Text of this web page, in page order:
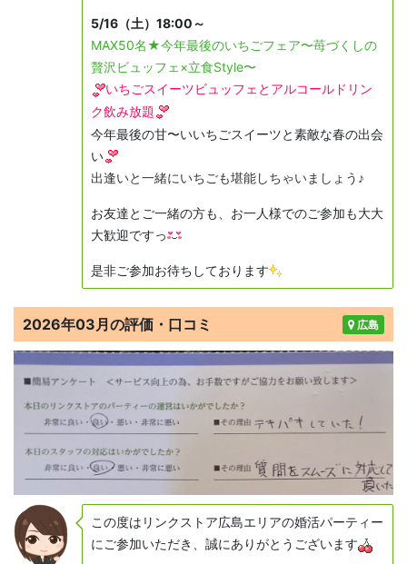
5/16（土）18:00～
MAX50名★今年最後のいちごフェア〜苺づくしの
贅沢ビュッフェ×立食Style〜
いちごスイーツビュッフェとアルコールドリン
ク飲み放題
今年最後の甘〜いいちごスイーツと素敵な春の出会
い
出逢いと一緒にいちごも堪能しちゃいましょう♪
お友達とご一緒の方も、お一人様でのご参加も大大
大歓迎ですっ
是非ご参加お待ちしております
広島
2026年03月の評価・口コミ
この度はリンクストア広島エリアの婚活パーティー
にご参加いただき、誠にありがとうございます